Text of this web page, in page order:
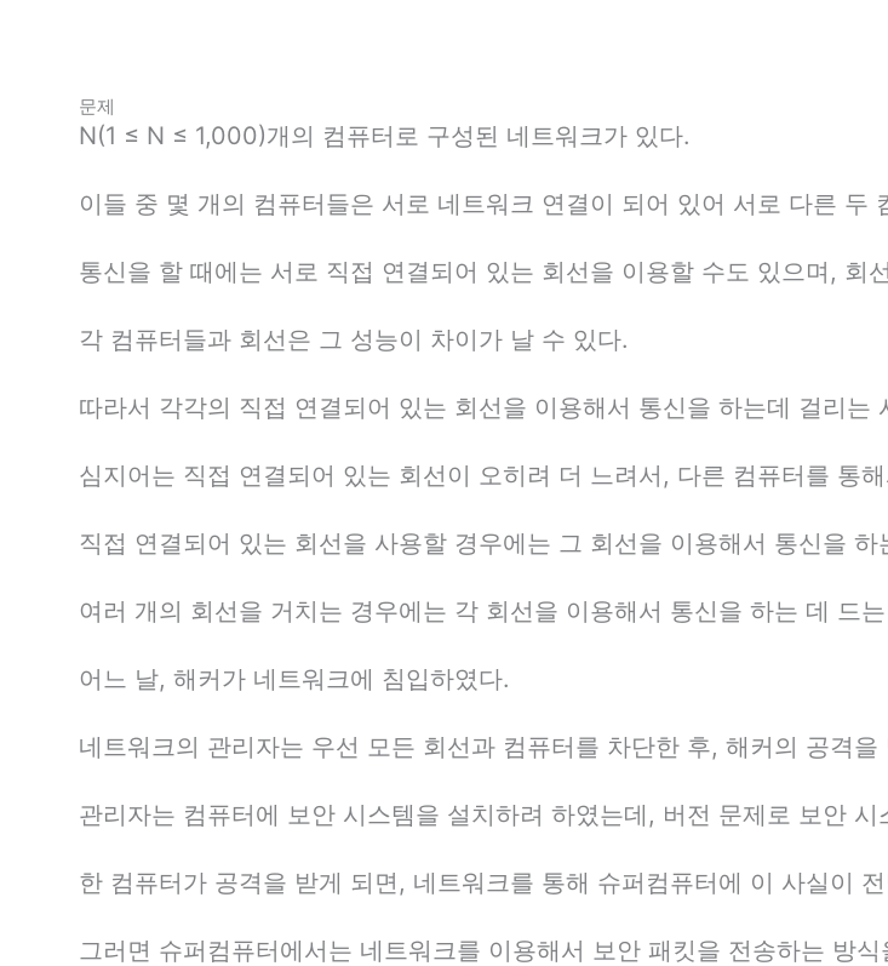
문제
N(1 ≤ N ≤ 1,000)개의 컴퓨터로 구성된 네트워크가 있다.
이들 중 몇 개의 컴퓨터들은 서로 네트워크 연결이 되어 있어 서로 다른 두
통신을 할 때에는 서로 직접 연결되어 있는 회선을 이용할 수도 있으며, 회
각 컴퓨터들과 회선은 그 성능이 차이가 날 수 있다.
따라서 각각의 직접 연결되어 있는 회선을 이용해서 통신을 하는데 걸리는
심지어는 직접 연결되어 있는 회선이 오히려 더 느려서, 다른 컴퓨터를 통
직접 연결되어 있는 회선을 사용할 경우에는 그 회선을 이용해서 통신을
여러 개의 회선을 거치는 경우에는 각 회선을 이용해서 통신을 하는 데 드
어느 날, 해커가 네트워크에 침입하였다.
네트워크의 관리자는 우선 모든 회선과 컴퓨터를 차단한 후, 해커의 공격을
관리자는 컴퓨터에 보안 시스템을 설치하려 하였는데, 버전 문제로 보안
한 컴퓨터가 공격을 받게 되면, 네트워크를 통해 슈퍼컴퓨터에 이 사실이
그러면 슈퍼컴퓨터에서는 네트워크를 이용해서 보안 패킷을 전송하는 방